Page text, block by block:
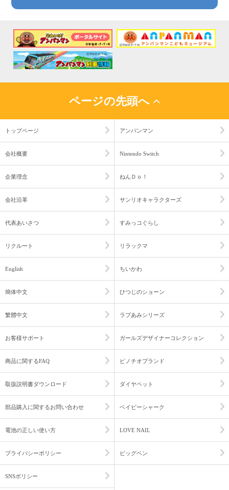
ページの先頭へ
トップページ
会社概要
企業理念
会社沿革
代表あいさつ
リクルート
English
簡体中文
繁體中文
お客様サポート
商品に関するFAQ
取扱説明書ダウンロード
部品購入に関するお問い合わせ
電池の正しい使い方
プライバシーポリシー
SNSポリシー
アンパンマン
Nintendo Switch
ねんＤｏ！
サンリオキャラクターズ
すみっコぐらし
リラックマ
ちいかわ
ひつじのショーン
ラブあみシリーズ
ガールズデザイナーコレクション
ピノチオブランド
ダイヤペット
ベイビーシャーク
LOVE NAIL
ビッグベン